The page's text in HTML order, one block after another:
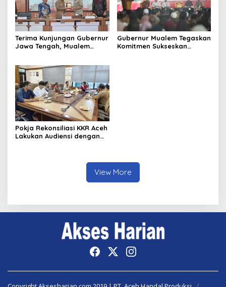
Terima Kunjungan Gubernur
Jawa Tengah, Mualem
Gubernur Mualem Tegaskan
Komitmen Sukseskan
Pokja Rekonsiliasi KKR Aceh
Lakukan Audiensi dengan
View More